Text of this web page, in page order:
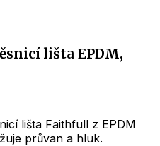
lišta EPDM,
lišta Faithfull z EPDM
průvan a hluk.